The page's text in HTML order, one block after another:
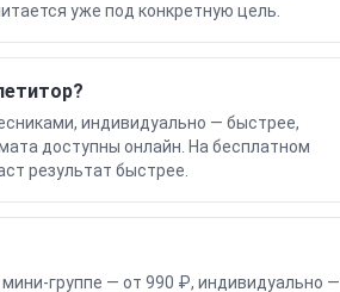
уже под конкретную цель.
индивидуально — быстрее,
доступны онлайн. На бесплатном
результат быстрее.
мини-группе — от 990 ₽, индивидуально —